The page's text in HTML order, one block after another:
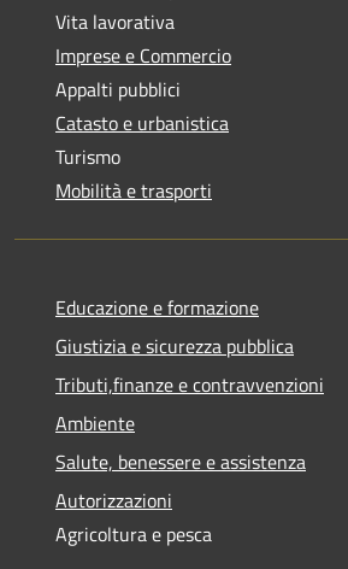
Vita lavorativa
Imprese e Commercio
Appalti pubblici
Catasto e urbanistica
Turismo
Mobilità e trasporti
Educazione e formazione
Giustizia e sicurezza pubblica
Tributi,finanze e contravvenzioni
Ambiente
Salute, benessere e assistenza
Autorizzazioni
Agricoltura e pesca